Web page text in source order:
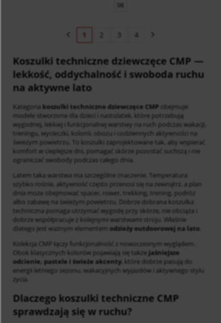
98
1 2 3 4
Koszulki techniczne dziewczęce CMP —
lekkość, oddychalność i swoboda ruchu
na aktywne lato
Kategoria koszulki techniczne dziewczęce CMP obejmuje
modele stworzone dla dzieci i nastolatek, które potrzebują
wygodnej, lekkiej i funkcjonalnej warstwy na ruch podczas wakacji,
treningu, wycieczki, kolonii, obozu i codziennych aktywności na
świeżym powietrzu. To koszulki zaprojektowane tak, aby wspierać
komfort w cieplejsze dni, pomagać skórze pozostać suchszą i nie
ograniczać swobody podczas całego dnia.
Latem taka warstwa ma szczególne znaczenie. Temperatura
szybko rośnie, aktywność często przenosi się na zewnątrz, a plan
dnia może obejmować spacer, rower, trekking, trening, podróż
albo zabawę na świeżym powietrzu. Dobrze dobrana koszulka
techniczna pomaga utrzymać wygodę przy skórze, nie obciąża i
dobrze współpracuje z kolejnymi warstwami stroju. Właśnie
dlatego jest ważnym elementem odzieży outdoorowej na lato
Kolekcja CMP łączy funkcjonalność z nowoczesnym wyglądem.
Obok klasycznych kolorów pojawiają się także jaśniejsze
odcienie, pastele i świeże akcenty , które dobrze pasują do
energii letniego sezonu, wakacyjnych wyjazdów i aktywnego stylu
życia.
Dlaczego koszulki techniczne CMP
sprawdzają się w ruchu?